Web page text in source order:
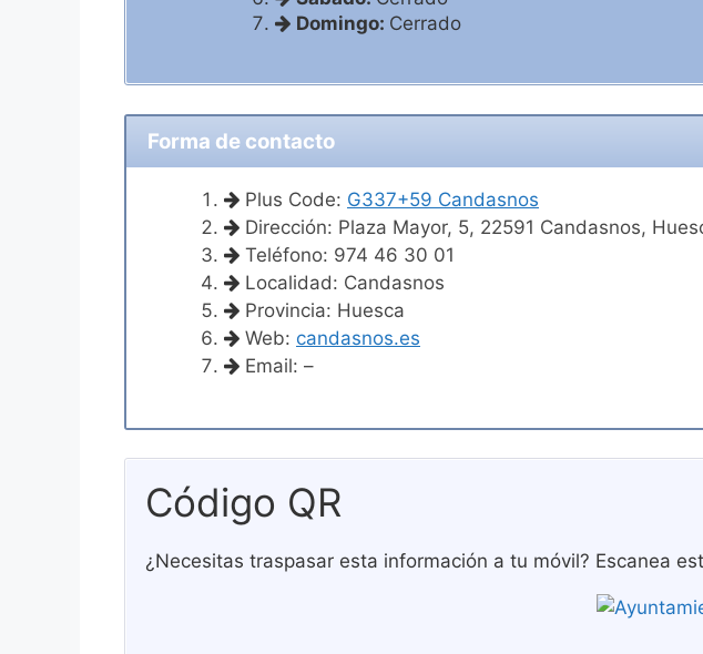
Domingo: Cerrado
Forma de contacto
Plus Code: G337+59 Candasnos
Dirección: Plaza Mayor, 5, 22591 Candasnos,
Teléfono: 974 46 30 01
Localidad: Candasnos
Provincia: Huesca
Web: candasnos.es
Email: –
Código QR
¿Necesitas traspasar esta información a tu móvil? Escanea